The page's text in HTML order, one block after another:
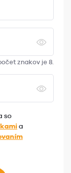
znakov je 8.
so
a